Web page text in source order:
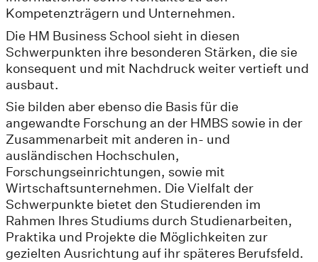
Kompetenzträgern und Unternehmen.
Die HM Business School sieht in diesen
Schwerpunkten ihre besonderen Stärken, die sie
konsequent und mit Nachdruck weiter vertieft und
ausbaut.
Sie bilden aber ebenso die Basis für die
angewandte Forschung an der HMBS sowie in der
Zusammenarbeit mit anderen in- und
ausländischen Hochschulen,
Forschungseinrichtungen, sowie mit
Wirtschaftsunternehmen. Die Vielfalt der
Schwerpunkte bietet den Studierenden im
Rahmen Ihres Studiums durch Studienarbeiten,
Praktika und Projekte die Möglichkeiten zur
gezielten Ausrichtung auf ihr späteres Berufsfeld.